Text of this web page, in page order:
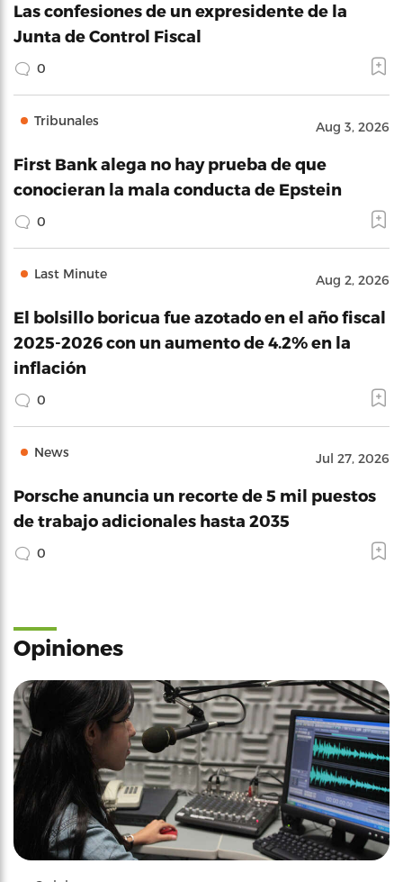
Las confesiones de un expresidente de la
Junta de Control Fiscal
0
Tribunales Aug 3, 2026
First Bank alega no hay prueba de que
conocieran la mala conducta de Epstein
0
Last Minute Aug 2, 2026
El bolsillo boricua fue azotado en el año fiscal
2025-2026 con un aumento de 4.2% en la
inflación
0
News Jul 27, 2026
Porsche anuncia un recorte de 5 mil puestos
de trabajo adicionales hasta 2035
0
Opiniones